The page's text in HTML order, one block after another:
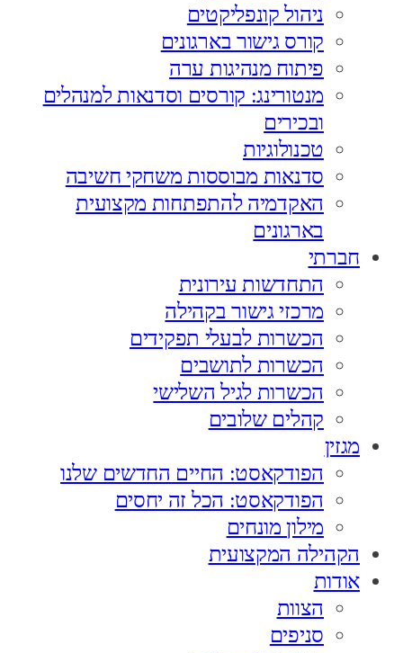
ניהול קונפליקטים
קורס גישור בארגונים
פיתוח מנהיגות ערה
מנטורינג: קורסים וסדנאות למנהלים
ובכירים
טכנולוגיות
סדנאות מבוססות משחקי חשיבה
האקדמיה להתפתחות מקצועית
בארגונים
חברתי
התחדשות עירונית
מרכזי גישור בקהילה
הכשרות לבעלי תפקידים
הכשרות לתושבים
הכשרות לגיל השלישי
קהלים שלובים
מגזין
הפודקאסט: החיים החדשים שלנו
הפודקאסט: הכל זה יחסים
מילון מונחים
הקהילה המקצועית
אודות
הצוות
סניפים